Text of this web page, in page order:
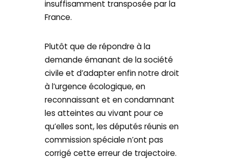
insuffisamment transposée par la
France.
Plutôt que de répondre à la
demande émanant de la société
civile et d’adapter enfin notre droit
à l’urgence écologique, en
reconnaissant et en condamnant
les atteintes au vivant pour ce
qu’elles sont, les députés réunis en
commission spéciale n’ont pas
corrigé cette erreur de trajectoire.